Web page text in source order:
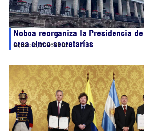
Noboa reorganiza la Presidencia
crea cinco secretarías
agosto 6, 202621:05